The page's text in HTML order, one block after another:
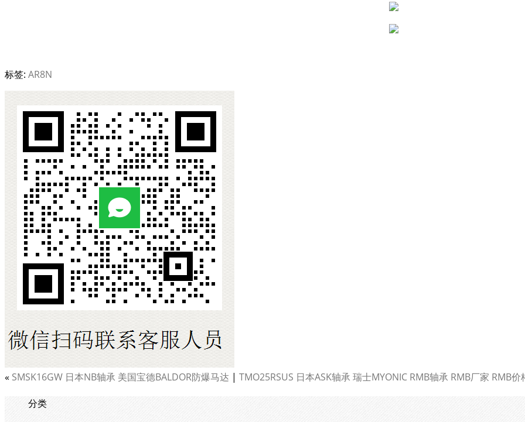
标签: AR8N
« SMSK16GW 日本NB轴承 美国宝德BALDOR防爆马达 | TMO25RSUS 日本ASK轴承 瑞士MYONIC RMB轴承 RMB厂家 RMB价
分类